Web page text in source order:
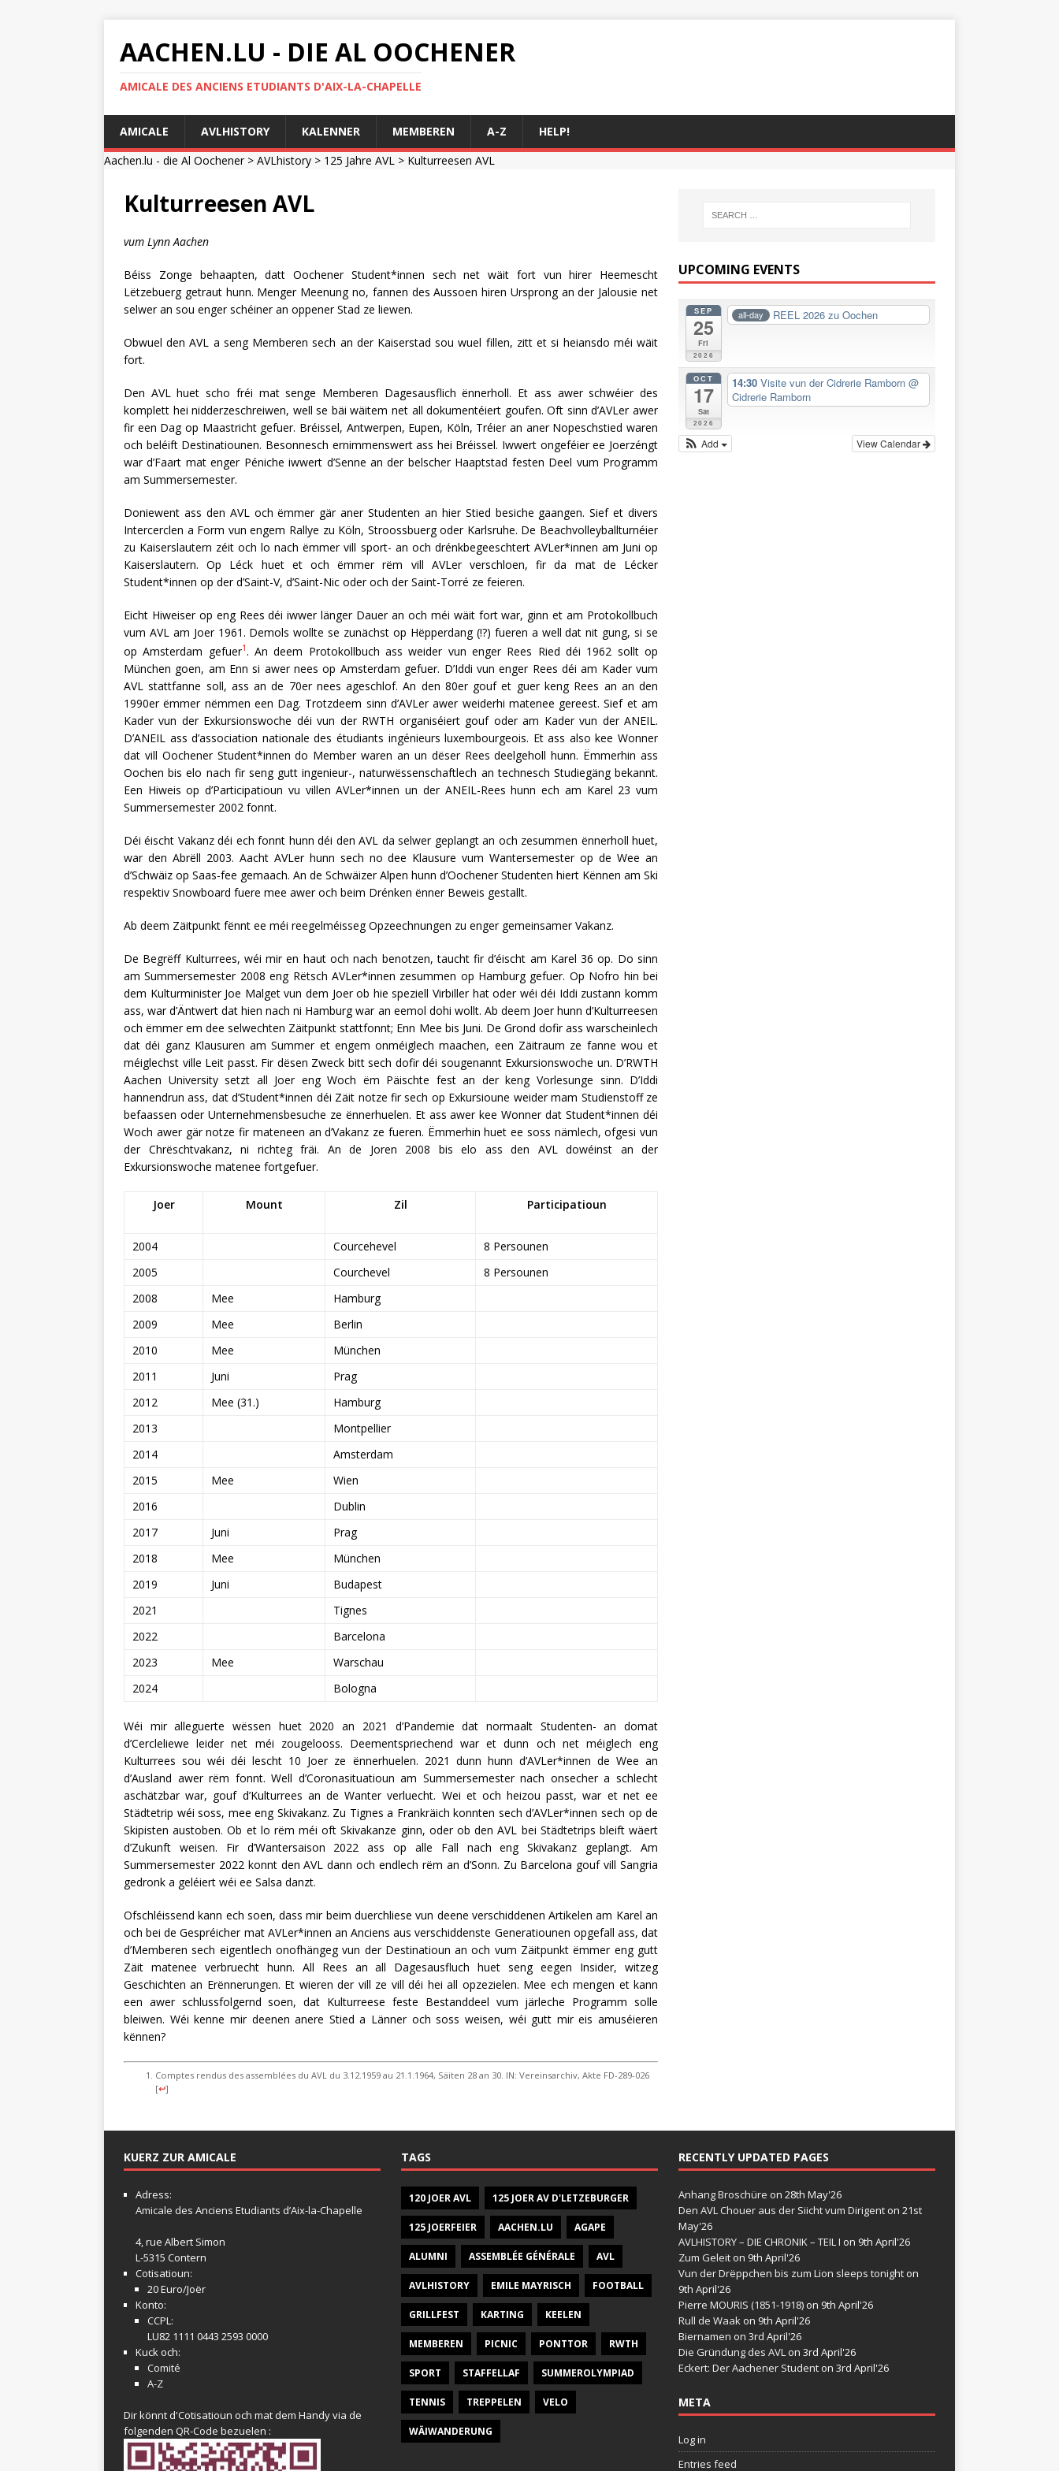
AACHEN.LU - DIE AL OOCHENER
AMICALE DES ANCIENS ETUDIANTS D'AIX-LA-CHAPELLE
AMICALE AVLHISTORY KALENNER MEMBEREN A-Z
HELP!
Aachen.lu - die Al Oochener> AVLhistory > 125 Jahre AVL > Kulturreesen AVL
Kulturreesen AVL
vum Lynn Aachen
Béiss Zonge behaapten, datt Oochener Student*innen sech net wäit fort vun hirer Heemescht
Lëtzebuerg getraut hunn. Menger Meenung no, fannen des Aussoen hiren Ursprong an der Jalousie net
selwer an sou enger schéiner an oppener Stad ze liewen.
Obwuel den AVL a seng Memberen sech an der Kaiserstad sou wuel fillen, zitt et si heiansdo méi wäit
fort.
Den AVL huet scho fréi mat senge Memberen Dagesausflich ënnerholl. Et ass awer schwéier des
komplett hei nidderzeschreiwen, well se bäi wäitem net all dokumentéiert goufen. Oft sinn d’AVLer awer
fir een Dag op Maastricht gefuer. Bréissel, Antwerpen, Eupen, Köln, Tréier an aner Nopeschstied waren
och beléift Destinatiounen. Besonnesch ernimmenswert ass hei Bréissel. Iwwert ongeféier ee Joerzéngt
war d’Faart mat enger Péniche iwwert d’Senne an der belscher Haaptstad festen Deel vum Programm
am Summersemester.
Doniewent ass den AVL och ëmmer gär aner Studenten an hier Stied besiche gaangen. Sief et divers
Intercerclen a Form vun engem Rallye zu Köln, Stroossbuerg oder Karlsruhe. De Beachvolleyballturnéier
zu Kaiserslautern zéit och lo nach ëmmer vill sport- an och drénkbegeeschtert AVLer*innen am Juni op
Kaiserslautern. Op Léck huet et och ëmmer rëm vill AVLer verschloen, fir da mat de Lécker
Student*innen op der d’Saint-V, d’Saint-Nic oder och der Saint-Torré ze feieren.
Eicht Hiweiser op eng Rees déi iwwer länger Dauer an och méi wäit fort war, ginn et am Protokollbuch
vum AVL am Joer 1961. Demols wollte se zunächst op Hëpperdang (!?) fueren a well dat nit gung, si se
op Amsterdam gefuer1 . An deem Protokollbuch ass weider vun enger Rees Ried déi 1962 sollt op
München goen, am Enn si awer nees op Amsterdam gefuer. D’Iddi vun enger Rees déi am Kader vum
AVL stattfanne soll, ass an de 70er nees ageschlof. An den 80er gouf et guer keng Rees an an den
1990er ëmmer nëmmen een Dag. Trotzdeem sinn d’AVLer awer weiderhi matenee gereest. Sief et am
Kader vun der Exkursionswoche déi vun der RWTH organiséiert gouf oder am Kader vun der ANEIL.
D’ANEIL ass d’association nationale des étudiants ingénieurs luxembourgeois. Et ass also kee Wonner
dat vill Oochener Student*innen do Member waren an un dëser Rees deelgeholl hunn. Ëmmerhin ass
Oochen bis elo nach fir seng gutt ingenieur-, naturwëssenschaftlech an technesch Studiegäng bekannt.
Een Hiweis op d’Participatioun vu villen AVLer*innen un der ANEIL-Rees hunn ech am Karel 23 vum
Summersemester 2002 fonnt.
Déi éischt Vakanz déi ech fonnt hunn déi den AVL da selwer geplangt an och zesummen ënnerholl huet,
war den Abrëll 2003. Aacht AVLer hunn sech no dee Klausure vum Wantersemester op de Wee an
d’Schwäiz op Saas-fee gemaach. An de Schwäizer Alpen hunn d’Oochener Studenten hiert Kënnen am Ski
respektiv Snowboard fuere mee awer och beim Drénken ënner Beweis gestallt.
Ab deem Zäitpunkt fënnt ee méi reegelméisseg Opzeechnungen zu enger gemeinsamer Vakanz.
De Begrëff Kulturrees, wéi mir en haut och nach benotzen, taucht fir d’éischt am Karel 36 op. Do sinn
am Summersemester 2008 eng Rëtsch AVLer*innen zesummen op Hamburg gefuer. Op Nofro hin bei
dem Kulturminister Joe Malget vun dem Joer ob hie speziell Virbiller hat oder wéi déi Iddi zustann komm
ass, war d’Äntwert dat hien nach ni Hamburg war an eemol dohi wollt. Ab deem Joer hunn d’Kulturreesen
och ëmmer em dee selwechten Zäitpunkt stattfonnt; Enn Mee bis Juni. De Grond dofir ass warscheinlech
dat déi ganz Klausuren am Summer et engem onméiglech maachen, een Zäitraum ze fanne wou et
méiglechst ville Leit passt. Fir dësen Zweck bitt sech dofir déi sougenannt Exkursionswoche un. D’RWTH
Aachen University setzt all Joer eng Woch ëm Päischte fest an der keng Vorlesunge sinn. D’Iddi
hannendrun ass, dat d’Student*innen déi Zäit notze fir sech op Exkursioune weider mam Studienstoff ze
befaassen oder Unternehmensbesuche ze ënnerhuelen. Et ass awer kee Wonner dat Student*innen déi
Woch awer gär notze fir mateneen an d’Vakanz ze fueren. Ëmmerhin huet ee soss nämlech, ofgesi vun
der Chrëschtvakanz, ni richteg fräi. An de Joren 2008 bis elo ass den AVL dowéinst an der
Exkursionswoche matenee fortgefuer.
Joer Mount Zil Participatioun
2004 Courcehevel
8 Persounen
2005
Courchevel
8 Persounen
2008
Mee
Hamburg
2009
Mee
Berlin
2010
Mee
München
2011
Juni
Prag
2012
Mee (31.)
Hamburg
2013
Montpellier
2014
Amsterdam
2015
Mee
Wien
2016
Dublin
2017
Juni
Prag
2018
Mee
München
2019
Juni
Budapest
2021
Tignes
2022
Barcelona
2023
Mee
Warschau
2024
Bologna
Wéi mir alleguerte wëssen huet 2020 an 2021 d’Pandemie dat normaalt Studenten- an domat
d’Cercleliewe leider net méi zougelooss. Deementspriechend war et dunn och net méiglech eng
Kulturrees sou wéi déi lescht 10 Joer ze ënnerhuelen. 2021 dunn hunn d’AVLer*innen de Wee an
d’Ausland awer rëm fonnt. Well d’Coronasituatioun am Summersemester nach onsecher a schlecht
aschätzbar war, gouf d’Kulturrees an de Wanter verluecht. Wei et och heizou passt, war et net ee
Städtetrip wéi soss, mee eng Skivakanz. Zu Tignes a Frankräich konnten sech d’AVLer*innen sech op de
Skipisten austoben. Ob et lo rëm méi oft Skivakanze ginn, oder ob den AVL bei Städtetrips bleift wäert
d’Zukunft weisen. Fir d’Wantersaison 2022 ass op alle Fall nach eng Skivakanz geplangt. Am
Summersemester 2022 konnt den AVL dann och endlech rëm an d’Sonn. Zu Barcelona gouf vill Sangria
gedronk a geléiert wéi ee Salsa danzt.
Ofschléissend kann ech soen, dass mir beim duerchliese vun deene verschiddenen Artikelen am Karel an
och bei de Gespréicher mat AVLer*innen an Anciens aus verschiddenste Generatiounen opgefall ass, dat
d’Memberen sech eigentlech onofhängeg vun der Destinatioun an och vum Zäitpunkt ëmmer eng gutt
Zäit matenee verbruecht hunn. All Rees an all Dagesausfluch huet seng eegen Insider, witzeg
Geschichten an Erënnerungen. Et wieren der vill ze vill déi hei all opzezielen. Mee ech mengen et kann
een awer schlussfolgernd soen, dat Kulturreese feste Bestanddeel vum järleche Programm solle
bleiwen. Wéi kenne mir deenen anere Stied a Länner och soss weisen, wéi gutt mir eis amuséieren
kënnen?
Comptes rendus des assemblées du AVL du 3.12.1959 au 21.1.1964, Säiten 28 an 30. IN: Vereinsarchiv, Akte FD-289-026
[↩]
UPCOMING EVENTS
SEP
25
Fri
2026
all-day REEL 2026 zu Oochen
OCT
17
Sat
2026
14:30Visite vun der Cidrerie Ramborn@
Cidrerie Ramborn
View Calendar
Add
KUERZ ZUR AMICALE
Adress:
Amicale des Anciens Etudiants d’Aix-la-Chapelle
4, rue Albert Simon
L-5315 Contern
Cotisatioun:
20 Euro/Joër
Konto:
CCPL:
LU82 1111 0443 2593 0000
Kuck och:
Comité
A-Z
Dir könnt d'Cotisatioun och mat dem Handy via de
folgenden QR-Code bezuelen :
TAGS
120 JOER AVL 125 JOER AV D'LETZEBURGER
125 JOERFEIER AACHEN.LU AGAPE
ALUMNI ASSEMBLÉE GÉNÉRALE AVL
AVLHISTORY EMILE MAYRISCH FOOTBALL
GRILLFEST KARTING KEELEN
MEMBEREN PICNIC PONTTOR RWTH
SPORT STAFFELLAF SUMMEROLYMPIAD
TENNIS TREPPELEN VELO
WÄIWANDERUNG
RECENTLY UPDATED PAGES
Anhang Broschüre on 28th May'26
Den AVL Chouer aus der Siicht vum Dirigenton 21st
May'26
AVLHISTORY – DIE CHRONIK – TEIL I on 9th April'26
Zum Geleiton 9th April'26
Vun der Drëppchen bis zum Lion sleeps tonighton
9th April'26
Pierre MOURIS (1851-1918)on 9th April'26
Rull de Waakon 9th April'26
Biernamen on 3rd April'26
Die Gründung des AVLon 3rd April'26
Eckert: Der Aachener Studenton 3rd April'26
META
Log in
Entries feed